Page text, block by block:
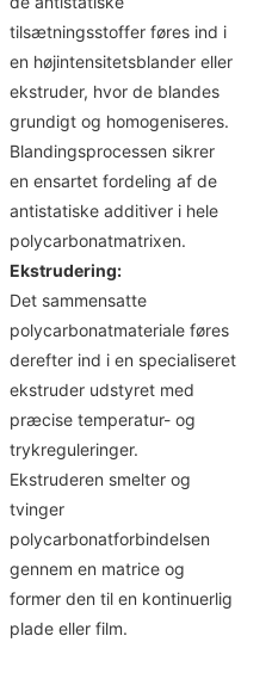
tilsætningsstoffer føres ind i
en højintensitetsblander eller
ekstruder, hvor de blandes
grundigt og homogeniseres.
Blandingsprocessen sikrer
en ensartet fordeling af de
antistatiske additiver i hele
polycarbonatmatrixen.
Ekstrudering:
Det sammensatte
polycarbonatmateriale føres
derefter ind i en specialiseret
ekstruder udstyret med
præcise temperatur- og
trykreguleringer.
Ekstruderen smelter og
tvinger
polycarbonatforbindelsen
gennem en matrice og
former den til en kontinuerlig
plade eller film.